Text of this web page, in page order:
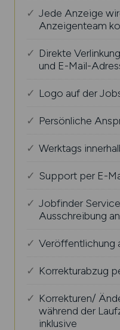
Jede Anzeige
Anzeigenteam
Direkte
und E-Mail-
Logo auf der
Persönliche
Werktags
Support per E-
Jobfinder
Ausschreibung
Veröffentlichung
Korrekturabzug
Korrekturen/
während der
inklusive